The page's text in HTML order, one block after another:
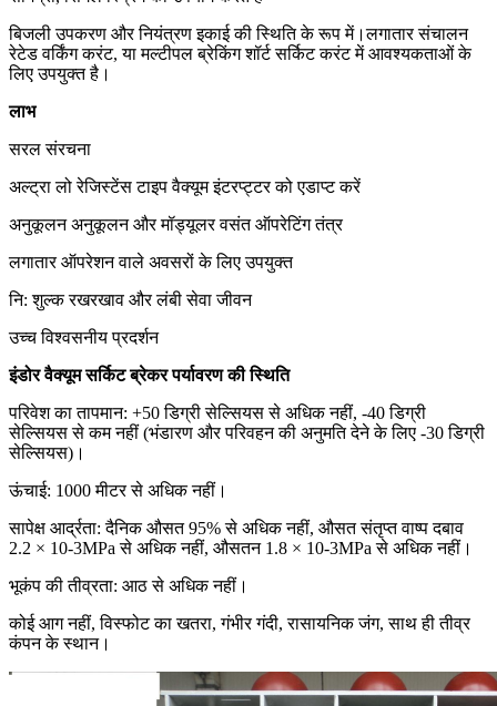
बिजली उपकरण और नियंत्रण इकाई की स्थिति के रूप में।लगातार संचालन
रेटेड वर्किंग करंट, या मल्टीपल ब्रेकिंग शॉर्ट सर्किट करंट में आवश्यकताओं के
लिए उपयुक्त है।
लाभ
सरल संरचना
अल्ट्रा लो रेजिस्टेंस टाइप वैक्यूम इंटरप्ट्टर को एडाप्ट करें
अनुकूलन अनुकूलन और मॉड्यूलर वसंत ऑपरेटिंग तंत्र
लगातार ऑपरेशन वाले अवसरों के लिए उपयुक्त
नि: शुल्क रखरखाव और लंबी सेवा जीवन
उच्च विश्वसनीय प्रदर्शन
इंडोर वैक्यूम सर्किट ब्रेकर पर्यावरण की स्थिति
परिवेश का तापमान: +50 डिग्री सेल्सियस से अधिक नहीं, -40 डिग्री
सेल्सियस से कम नहीं (भंडारण और परिवहन की अनुमति देने के लिए -30 डिग्री
सेल्सियस)।
ऊंचाई: 1000 मीटर से अधिक नहीं।
सापेक्ष आर्द्रता: दैनिक औसत 95% से अधिक नहीं, औसत संतृप्त वाष्प दबाव
2.2 × 10-3MPa से अधिक नहीं, औसतन 1.8 × 10-3MPa से अधिक नहीं।
भूकंप की तीव्रता: आठ से अधिक नहीं।
कोई आग नहीं, विस्फोट का खतरा, गंभीर गंदी, रासायनिक जंग, साथ ही तीव्र
कंपन के स्थान।